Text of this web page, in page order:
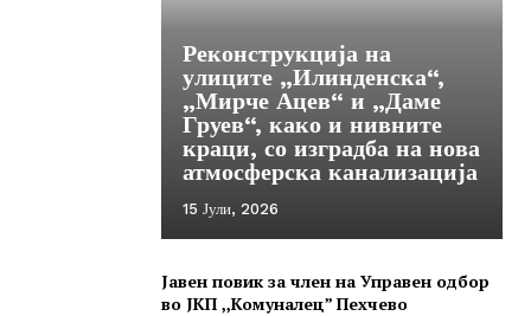
Реконструкција на
улиците „Илинденска“,
„Мирче Ацев“ и „Даме
Груев“, како и нивните
краци, со изградба на нова
атмосферска канализација
15 Јули, 2026
Јавен повик за член на Управен одбор
во ЈКП ,,Комуналец” Пехчево